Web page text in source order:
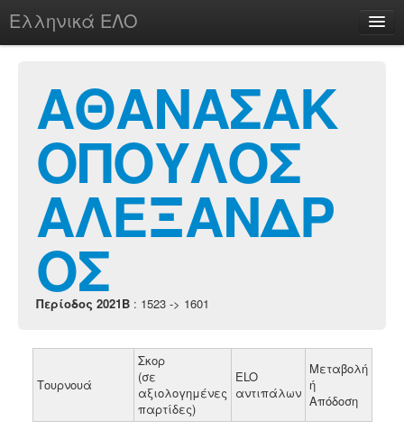
Ελληνικά ΕΛΟ
chesstu.be @ discord
Login
ΑΘΑΝΑΣΑΚ
ΟΠΟΥΛΟΣ
ΑΛΕΞΑΝΔΡ
ΟΣ
Περίοδος 2021B : 1523 -> 1601
Τουρνουά
Σκορ
(σε
αξιολογημένες
παρτίδες)
ELO
αντιπάλων
Μεταβολή
ή
Απόδοση